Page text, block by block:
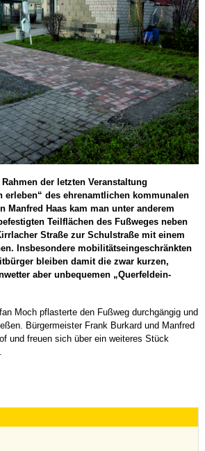
der letzten Veranstaltung
erleben“ des ehrenamtlichen kommunalen
Manfred Haas kam man unter anderem
Teilflächen des Fußweges neben
Straße zur Schulstraße mit einem
Insbesondere mobilitätseingeschränkten
bleiben damit die zwar kurzen,
aber unbequemen „Querfeldein-
Moch pflasterte den Fußweg durchgängig und
Bürgermeister Frank Burkard und Manfred
und freuen sich über ein weiteres Stück